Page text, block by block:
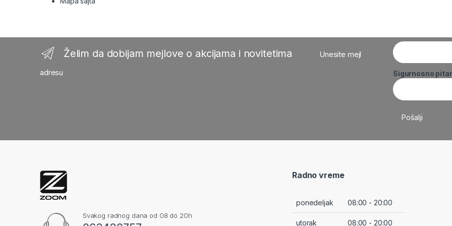
Želim da dobijam mejlove o akcijama i novitetima
Unesite mejl
adresu
Sigurnosno
Svakog radnog dana od 08 do 20h
Radno vreme
ponedeljak 08:00 - 20:00
utorak 08:00 - 20:00